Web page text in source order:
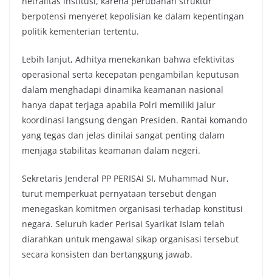
berpotensi menyeret kepolisian ke dalam kepentingan
politik kementerian tertentu.
Lebih lanjut, Adhitya menekankan bahwa efektivitas
operasional serta kecepatan pengambilan keputusan
dalam menghadapi dinamika keamanan nasional
hanya dapat terjaga apabila Polri memiliki jalur
koordinasi langsung dengan Presiden. Rantai komando
yang tegas dan jelas dinilai sangat penting dalam
menjaga stabilitas keamanan dalam negeri.
Sekretaris Jenderal PP PERISAI SI, Muhammad Nur,
turut memperkuat pernyataan tersebut dengan
menegaskan komitmen organisasi terhadap konstitusi
negara. Seluruh kader Perisai Syarikat Islam telah
diarahkan untuk mengawal sikap organisasi tersebut
secara konsisten dan bertanggung jawab.